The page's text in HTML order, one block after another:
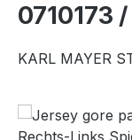
0710173
KARL MAYER
Omitir galería de